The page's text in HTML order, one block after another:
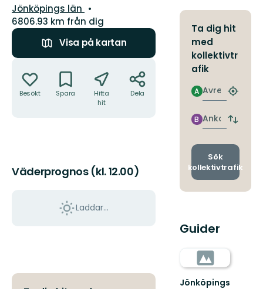
Län:
Jönköpings län
6806.93 km från dig
Visa på kartan
Besökt Spara
Hitta
hit
Dela
Väderprognos (kl. 12.00)
Laddar...
Ta dig hit
med
kollektivtr
afik
Avresa
A
Hitta
Ankomst
B
Byt
och
Sök
kollektivtrafik
Guider
Jönköpings